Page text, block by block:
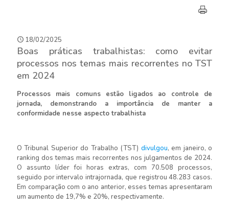
18/02/2025
Boas práticas trabalhistas: como evitar
processos nos temas mais recorrentes no TST
em 2024
Processos mais comuns estão ligados ao controle de
jornada, demonstrando a importância de manter a
conformidade nesse aspecto trabalhista
O Tribunal Superior do Trabalho (TST) divulgou, em janeiro, o
ranking dos temas mais recorrentes nos julgamentos de 2024.
O assunto líder foi horas extras, com 70.508 processos,
seguido por intervalo intrajornada, que registrou 48.283 casos.
Em comparação com o ano anterior, esses temas apresentaram
um aumento de 19,7% e 20%, respectivamente.